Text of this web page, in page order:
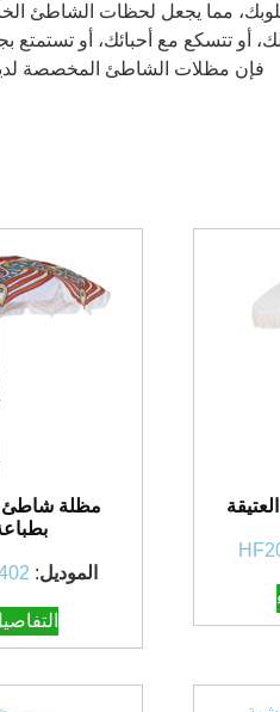
مما يجعل لحظات الشاطئ
تتسكع مع أحبائك، أو تستمتع
فإن مظلات الشاطئ المخصصة
الموديل: